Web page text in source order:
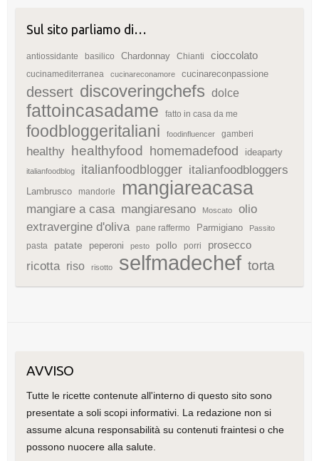
Sul sito parliamo di…
antiossidante basilico Chardonnay Chianti cioccolato
cucinamediterranea cucinareconamore cucinareconpassione
dessert discoveringchefs dolce
fattoincasadame fatto in casa da me
foodbloggeritaliani foodinfluencer gamberi
healthy healthyfood homemadefood ideaparty
italianfoodblog italianfoodblogger italianfoodbloggers
Lambrusco mandorle mangiareacasa
mangiare a casa mangiaresano Moscato
olio
extravergine d'oliva
pane raffermo Parmigiano Passito
pasta patate peperoni pesto pollo porri prosecco
ricotta riso risotto selfmadechef torta
AVVISO
Tutte le ricette contenute all'interno di questo sito sono
presentate a soli scopi informativi. La redazione non si
assume alcuna responsabilità su contenuti fraintesi o che
possono nuocere alla salute.